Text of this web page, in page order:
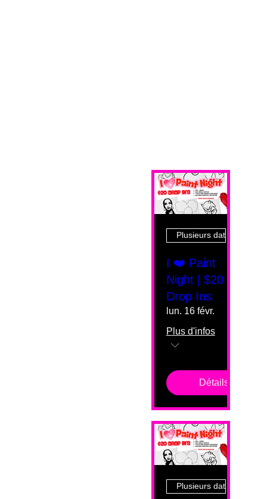
Plusieurs dates
I ❤️ Paint
Night | $20
Drop Ins
lun. 16 févr.
Plus d'infos
Détails
Plusieurs dates